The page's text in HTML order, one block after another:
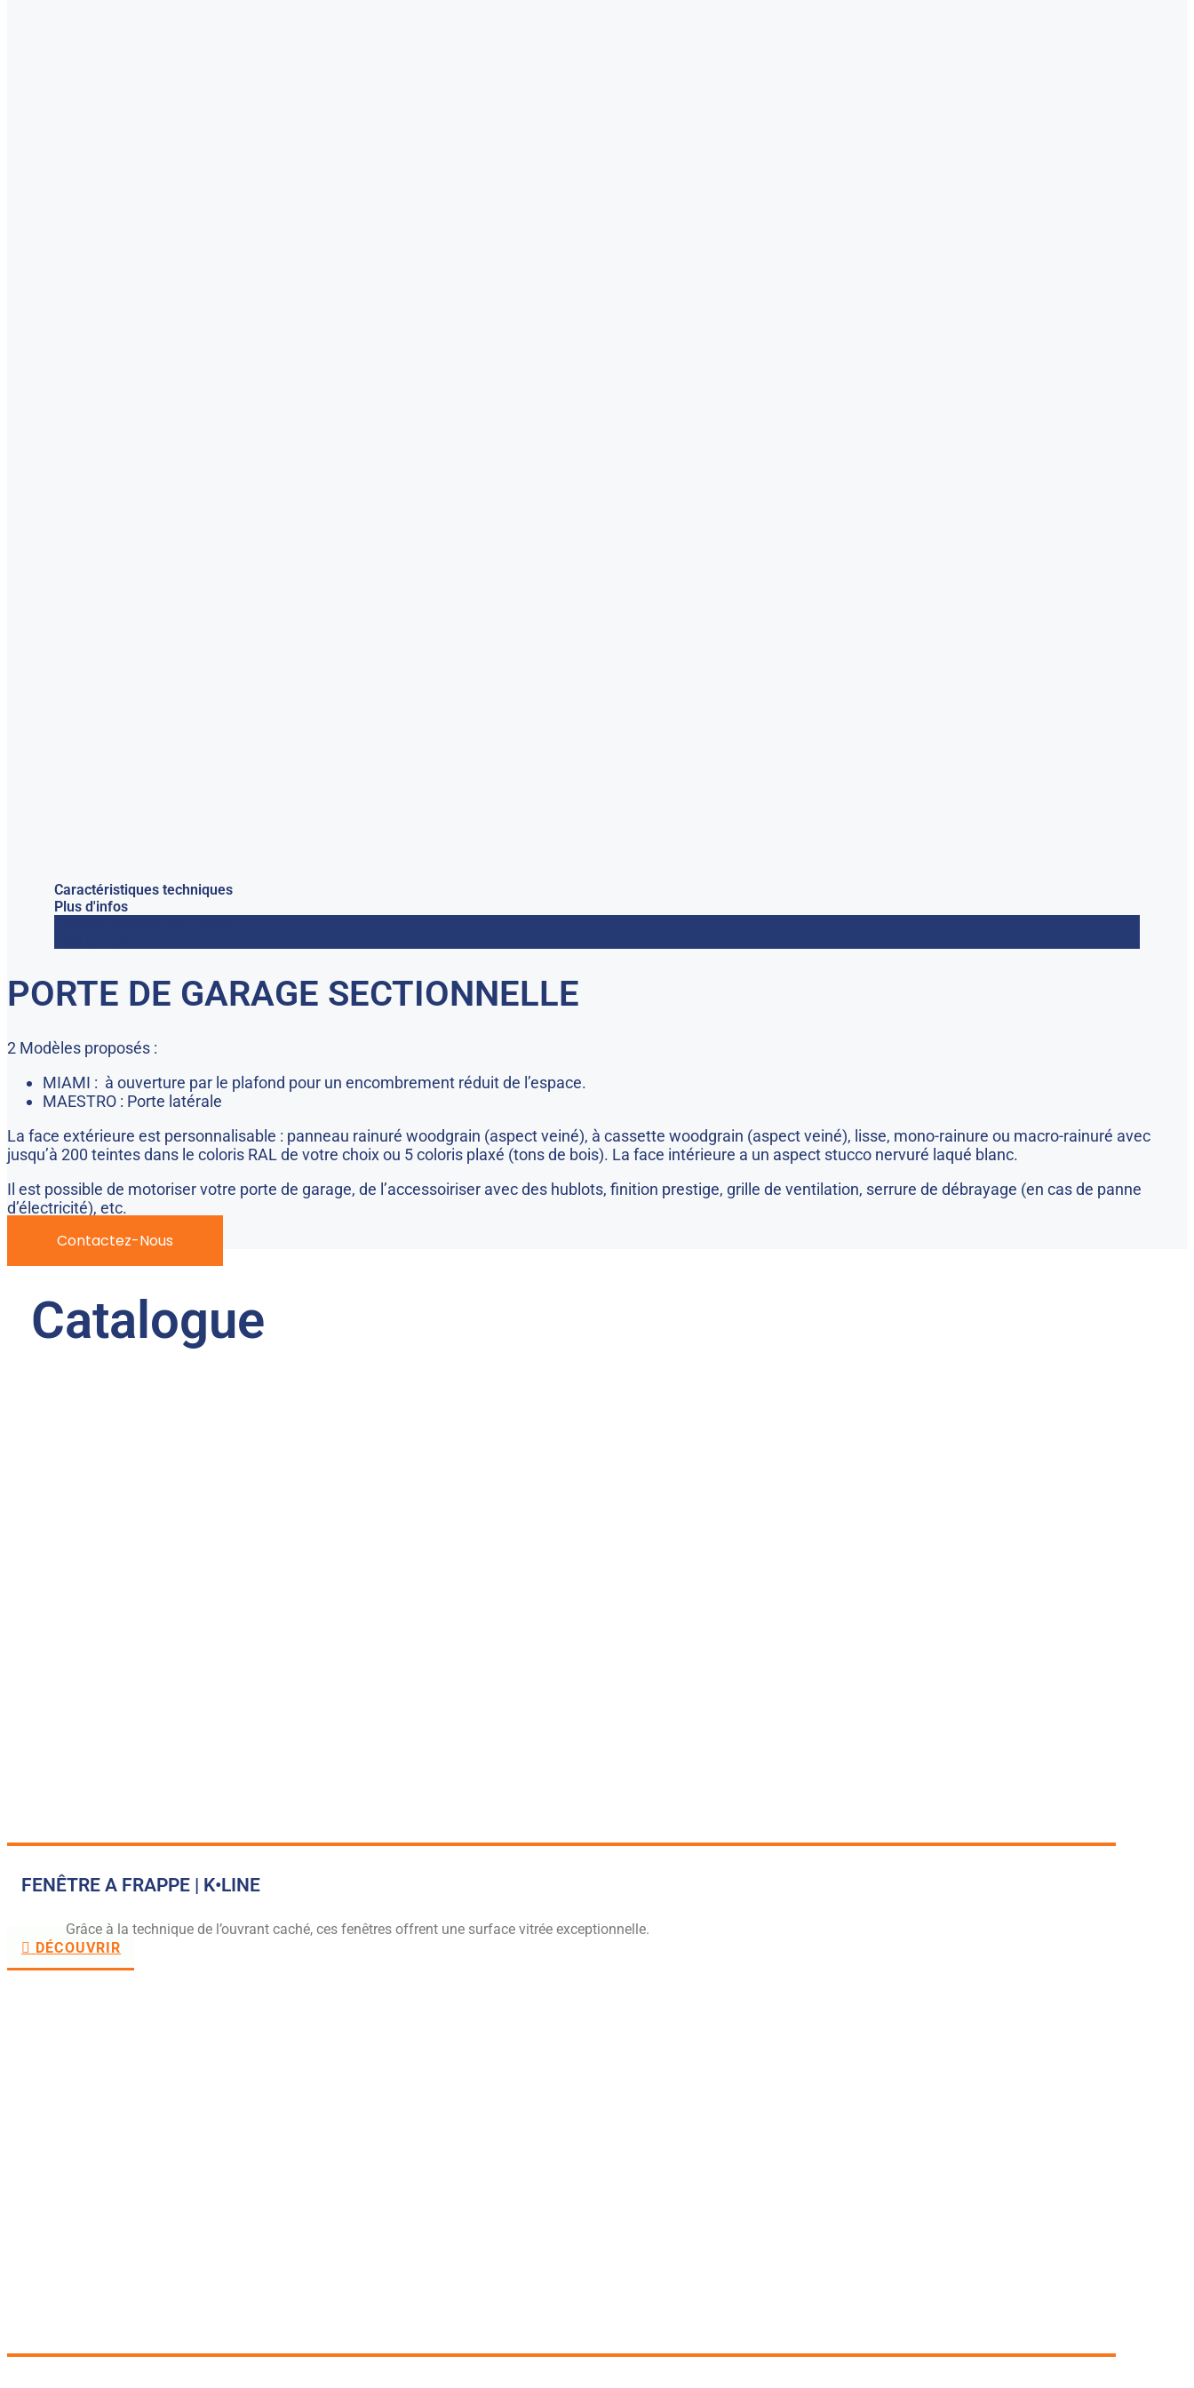
Caractéristiques techniques
Plus d'infos
PORTE DE GARAGE SECTIONNELLE
2 Modèles proposés :
MIAMI : à ouverture par le plafond pour un encombrement réduit de l’espace.
MAESTRO : Porte latérale
La face extérieure est personnalisable : panneau rainuré woodgrain (aspect veiné), à cassette woodgrain (aspect veiné), lisse, mono-rainure ou macro-rainuré avec
jusqu’à 200 teintes dans le coloris RAL de votre choix ou 5 coloris plaxé (tons de bois). La face intérieure a un aspect stucco nervuré laqué blanc.
Il est possible de motoriser votre porte de garage, de l’accessoiriser avec des hublots, finition prestige, grille de ventilation, serrure de débrayage (en cas de panne
d’électricité), etc.
Contactez-Nous
Catalogue
FENÊTRE A FRAPPE | K•LINE
Grâce à la technique de l’ouvrant caché, ces fenêtres offrent une surface vitrée exceptionnelle.
DÉCOUVRIR